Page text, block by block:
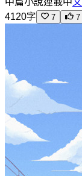
中篇小說連載中
4120字
7 7